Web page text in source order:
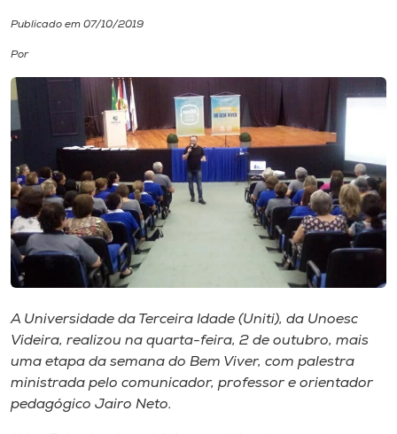
Cultura
Biblioteca
Editora
Museu
Unoesc
Publicado em 07/10/2019
Por
A Universidade da Terceira Idade (Uniti), da Unoesc
Videira, realizou na quarta-feira, 2 de outubro, mais
uma etapa da semana do Bem Viver, com palestra
ministrada pelo comunicador, professor e orientador
pedagógico Jairo Neto.